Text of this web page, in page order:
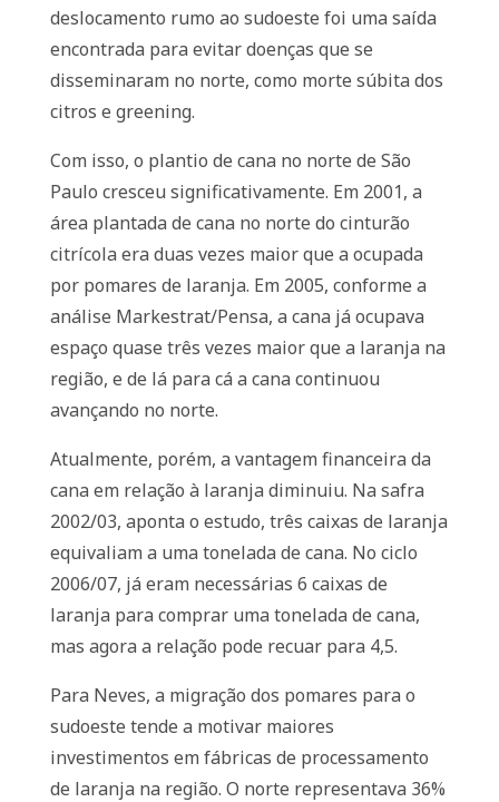
deslocamento rumo ao sudoeste foi uma saída
encontrada para evitar doenças que se
disseminaram no norte, como morte súbita dos
citros e greening.
Com isso, o plantio de cana no norte de São
Paulo cresceu significativamente. Em 2001, a
área plantada de cana no norte do cinturão
citrícola era duas vezes maior que a ocupada
por pomares de laranja. Em 2005, conforme a
análise Markestrat/Pensa, a cana já ocupava
espaço quase três vezes maior que a laranja na
região, e de lá para cá a cana continuou
avançando no norte.
Atualmente, porém, a vantagem financeira da
cana em relação à laranja diminuiu. Na safra
2002/03, aponta o estudo, três caixas de laranja
equivaliam a uma tonelada de cana. No ciclo
2006/07, já eram necessárias 6 caixas de
laranja para comprar uma tonelada de cana,
mas agora a relação pode recuar para 4,5.
Para Neves, a migração dos pomares para o
sudoeste tende a motivar maiores
investimentos em fábricas de processamento
de laranja na região. O norte representava 36%